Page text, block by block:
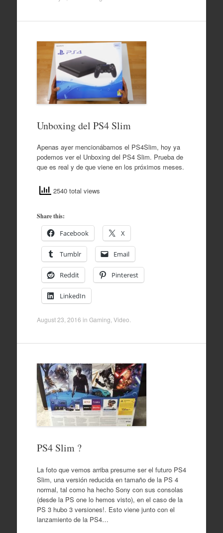
Unboxing del PS4 Slim
Apenas ayer mencionábamos el PS4Slim, hoy ya
podemos ver el Unboxing del PS4 Slim. Prueba de
que es real y de que viene en los próximos meses.
2540 total views
Share this:
Facebook X
Tumblr Email
Reddit Pinterest
LinkedIn
August 23, 2016 in Gaming Video
PS4 Slim ?
La foto que vemos arriba presume ser el futuro PS4
Slim, una versión reducida en tamaño de la PS 4
normal, tal como ha hecho Sony con sus consolas
(desde la PS one lo hemos visto), en el caso de la
PS 3 hubo 3 versiones!. Esto viene junto con el
lanzamiento de la PS4…